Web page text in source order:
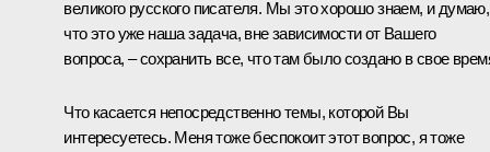
великого русского писателя. Мы это хорошо знаем, и думаю,
что это уже наша задача, вне зависимости от Вашего
вопроса, – сохранить все, что там было создано в свое
Что касается непосредственно темы, которой Вы
интересуетесь. Меня тоже беспокоит этот вопрос, я тоже